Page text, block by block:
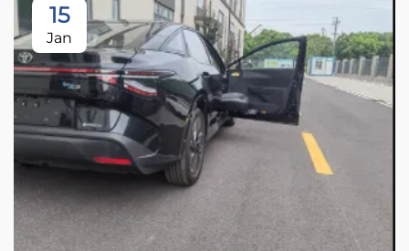
15
Jan